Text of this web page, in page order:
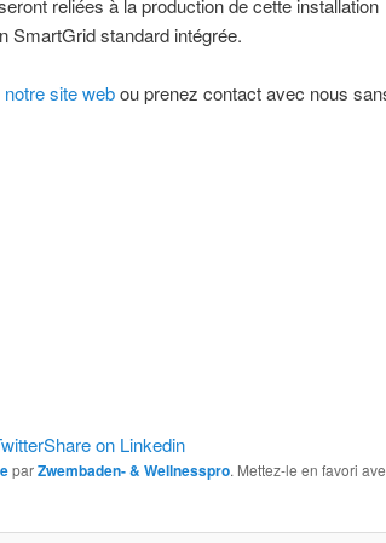
reliées à la production de cette installation
SmartGrid standard intégrée.
notre site webou prenez contact avec nous
Share on Linkedin
parZwembaden- & Wellnesspro. Mettez-le en favori